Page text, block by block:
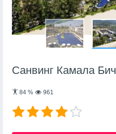
Санвинг Камала Бич
84% 961